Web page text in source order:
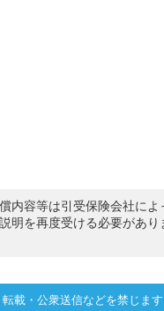
内容等は引受保険会社によ
明を再度受ける必要があり
載・公衆送信などを禁じます